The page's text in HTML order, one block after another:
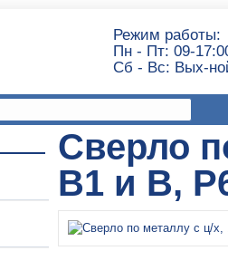
Режим работы:
Пн - Пт: 09-
Сб - Вс: Вых-
Сверло
В1 и В,